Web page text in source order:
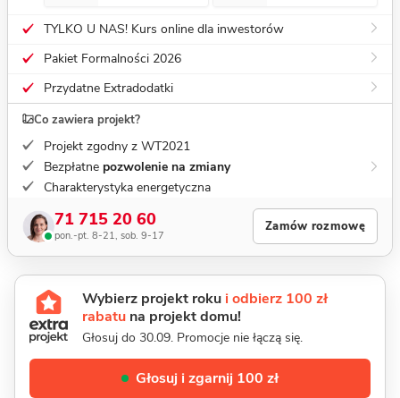
TYLKO U NAS! Kurs online dla inwestorów
Pakiet Formalności 2026
Przydatne Extradodatki
Co zawiera projekt?
Projekt zgodny z WT2021
Bezpłatne pozwolenie na zmiany
Charakterystyka energetyczna
71 715 20 60
pon.-pt. 8-21, sob. 9-17
Zamów rozmowę
Wybierz projekt roku i odbierz 100 zł
rabatu na projekt domu!
Głosuj do 30.09. Promocje nie łączą się.
Głosuj i zgarnij 100 zł